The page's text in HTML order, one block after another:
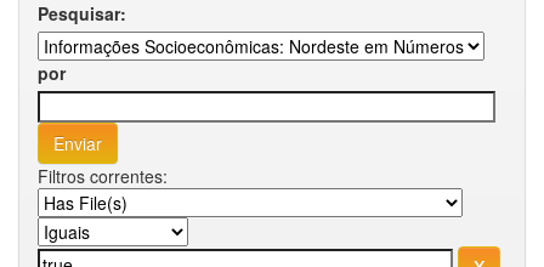
Pesquisar:
por
Filtros correntes: